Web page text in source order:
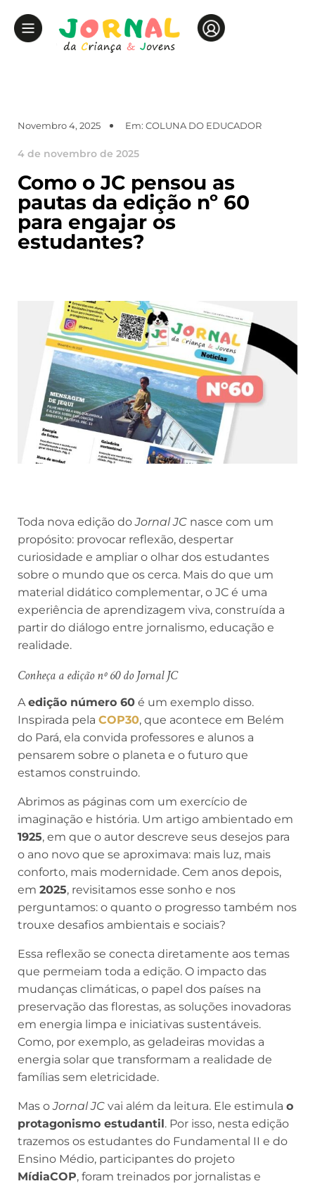
Novembro 4, 2025 Em: COLUNA DO EDUCADOR
4 de novembro de 2025
Como o JC pensou as
pautas da edição nº 60
para engajar os
estudantes?
Toda nova edição doJornal JC nasce com um
propósito: provocar reflexão, despertar
curiosidade e ampliar o olhar dos estudantes
sobre o mundo que os cerca. Mais do que um
material didático complementar, o JC é uma
experiência de aprendizagem viva, construída a
partir do diálogo entre jornalismo, educação e
realidade.
Conheça a edição nº 60 do Jornal JC
A edição número 60 é um exemplo disso.
Inspirada pela COP30, que acontece em Belém
do Pará, ela convida professores e alunos a
pensarem sobre o planeta e o futuro que
estamos construindo.
Abrimos as páginas com um exercício de
imaginação e história. Um artigo ambientado em
1925, em que o autor descreve seus desejos para
o ano novo que se aproximava: mais luz, mais
conforto, mais modernidade. Cem anos depois,
em 2025, revisitamos esse sonho e nos
perguntamos: o quanto o progresso também nos
trouxe desafios ambientais e sociais?
Essa reflexão se conecta diretamente aos temas
que permeiam toda a edição. O impacto das
mudanças climáticas, o papel dos países na
preservação das florestas, as soluções inovadoras
em energia limpa e iniciativas sustentáveis.
Como, por exemplo, as geladeiras movidas a
energia solar que transformam a realidade de
famílias sem eletricidade.
Mas oJornal JC vai além da leitura. Ele estimula o
protagonismo estudantil. Por isso, nesta edição
trazemos os estudantes do Fundamental II e do
Ensino Médio, participantes do projeto
MídiaCOP, foram treinados por jornalistas e